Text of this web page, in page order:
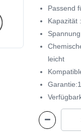
Passend
Kapazität
leicht